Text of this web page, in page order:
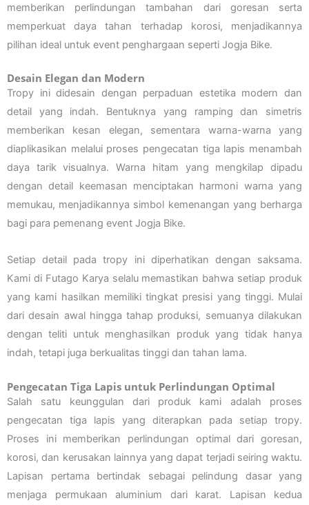
memberikan perlindungan tambahan dari goresan serta
memperkuat daya tahan terhadap korosi, menjadikannya
pilihan ideal untuk event penghargaan seperti Jogja Bike.
Desain Elegan dan Modern
Tropy ini didesain dengan perpaduan estetika modern dan
detail yang indah. Bentuknya yang ramping dan simetris
memberikan kesan elegan, sementara warna-warna yang
diaplikasikan melalui proses pengecatan tiga lapis menambah
daya tarik visualnya. Warna hitam yang mengkilap dipadu
dengan detail keemasan menciptakan harmoni warna yang
memukau, menjadikannya simbol kemenangan yang berharga
bagi para pemenang event Jogja Bike.
Setiap detail pada tropy ini diperhatikan dengan saksama.
Kami di Futago Karya selalu memastikan bahwa setiap produk
yang kami hasilkan memiliki tingkat presisi yang tinggi. Mulai
dari desain awal hingga tahap produksi, semuanya dilakukan
dengan teliti untuk menghasilkan produk yang tidak hanya
indah, tetapi juga berkualitas tinggi dan tahan lama.
Pengecatan Tiga Lapis untuk Perlindungan Optimal
Salah satu keunggulan dari produk kami adalah proses
pengecatan tiga lapis yang diterapkan pada setiap tropy.
Proses ini memberikan perlindungan optimal dari goresan,
korosi, dan kerusakan lainnya yang dapat terjadi seiring waktu.
Lapisan pertama bertindak sebagai pelindung dasar yang
menjaga permukaan aluminium dari karat. Lapisan kedua